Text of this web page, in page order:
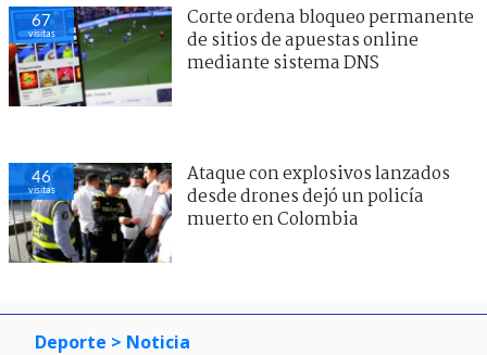
67
visitas
Corte ordena bloqueo permanente
de sitios de apuestas online
mediante sistema DNS
46
visitas
Ataque con explosivos lanzados
desde drones dejó un policía
muerto en Colombia
Deporte > Noticia